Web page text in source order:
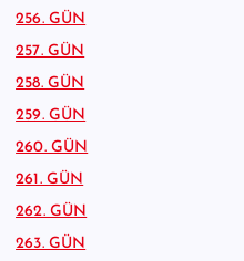
256. GÜN
257. GÜN
258. GÜN
259. GÜN
260. GÜN
261. GÜN
262. GÜN
263. GÜN